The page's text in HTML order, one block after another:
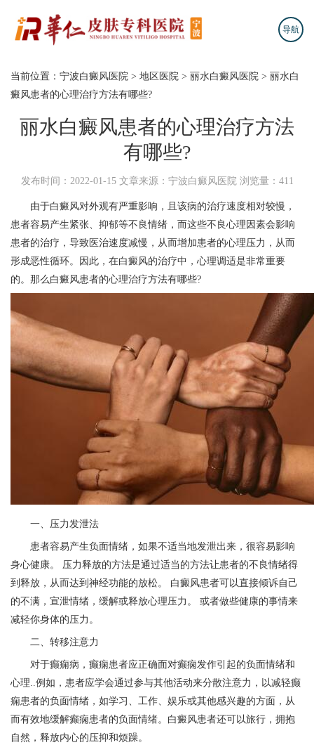
导航
当前位置： 宁波白癜风医院 > 地区医院 > 丽水白癜风医院 > 丽水白
癜风患者的心理治疗方法有哪些?
丽水白癜风患者的心理治疗方法
有哪些?
发布时间：2022-01-15 文章来源：宁波白癜风医院 浏览量：411
由于白癜风对外观有严重影响，且该病的治疗速度相对较慢，
患者容易产生紧张、抑郁等不良情绪，而这些不良心理因素会影响
患者的治疗，导致医治速度减慢，从而增加患者的心理压力，从而
形成恶性循环。因此，在白癜风的治疗中，心理调适是非常重要
的。那么白癜风患者的心理治疗方法有哪些?
一、压力发泄法
患者容易产生负面情绪，如果不适当地发泄出来，很容易影响
身心健康。 压力释放的方法是通过适当的方法让患者的不良情绪得
到释放，从而达到神经功能的放松。 白癜风患者可以直接倾诉自己
的不满，宣泄情绪，缓解或释放心理压力。 或者做些健康的事情来
减轻你身体的压力。
二、转移注意力
对于癫痫病，癫痫患者应正确面对癫痫发作引起的负面情绪和
心理..例如，患者应学会通过参与其他活动来分散注意力，以减轻癫
痫患者的负面情绪，如学习、工作、娱乐或其他感兴趣的方面，从
而有效地缓解癫痫患者的负面情绪。白癜风患者还可以旅行，拥抱
自然，释放内心的压抑和烦躁。